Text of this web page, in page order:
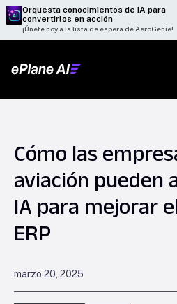
Orquesta conocimientos de IA para
convertirlos en acción
¡Únete hoy a la lista de espera de AeroGenie!
Cómo las
aviación pueden
IA para mejorar
ERP
marzo 20, 2025